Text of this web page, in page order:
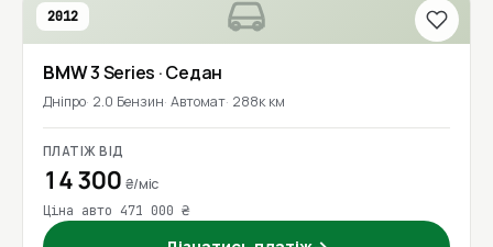
2012
BMW3 Series · Седан
Дніпро 2.0 Бензин Автомат 288к км
ПЛАТІЖ ВІД
14 300 ₴/міс
Ціна авто 471 000 ₴